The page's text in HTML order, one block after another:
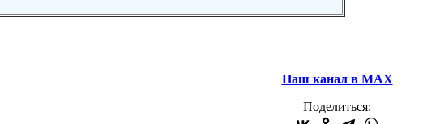
Наш канал в МАХ
Поделиться: